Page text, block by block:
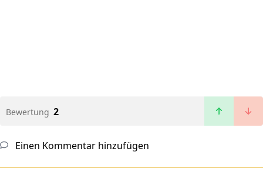
Bewertung 2
Einen Kommentar hinzufügen